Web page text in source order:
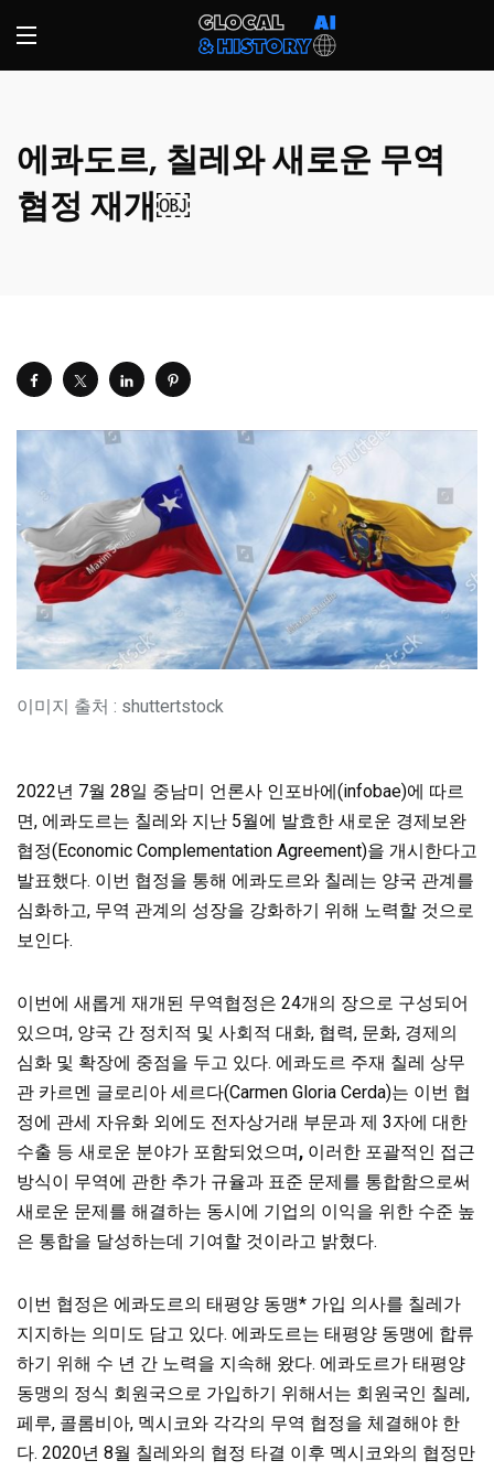
에콰도르, 칠레와 새로운 무역
협정 재개￼
이미지 출처 : shuttertstock
2022년 7월 28일 중남미 언론사 인포바에(infobae)에 따르
면, 에콰도르는 칠레와 지난 5월에 발효한 새로운 경제보완
협정(Economic Complementation Agreement)을 개시한다고
발표했다. 이번 협정을 통해 에콰도르와 칠레는 양국 관계를
심화하고, 무역 관계의 성장을 강화하기 위해 노력할 것으로
보인다.
이번에 새롭게 재개된 무역협정은 24개의 장으로 구성되어
있으며, 양국 간 정치적 및 사회적 대화, 협력, 문화, 경제의
심화 및 확장에 중점을 두고 있다. 에콰도르 주재 칠레 상무
관 카르멘 글로리아 세르다(Carmen Gloria Cerda)는 이번 협
정에 관세 자유화 외에도 전자상거래 부문과 제 3자에 대한
수출 등 새로운 분야가 포함되었으며, 이러한 포괄적인 접근
방식이 무역에 관한 추가 규율과 표준 문제를 통합함으로써
새로운 문제를 해결하는 동시에 기업의 이익을 위한 수준 높
은 통합을 달성하는데 기여할 것이라고 밝혔다.
이번 협정은 에콰도르의 태평양 동맹* 가입 의사를 칠레가
지지하는 의미도 담고 있다. 에콰도르는 태평양 동맹에 합류
하기 위해 수 년 간 노력을 지속해 왔다. 에콰도르가 태평양
동맹의 정식 회원국으로 가입하기 위해서는 회원국인 칠레,
페루, 콜롬비아, 멕시코와 각각의 무역 협정을 체결해야 한
다. 2020년 8월 칠레와의 협정 타결 이후 멕시코와의 협정만